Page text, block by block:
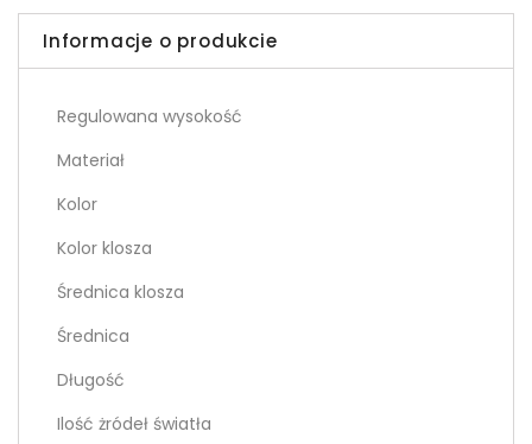
Informacje o produkcie
Regulowana wysokość
Materiał
Kolor
Kolor klosza
Średnica klosza
Średnica
Długość
Ilość żródeł światła